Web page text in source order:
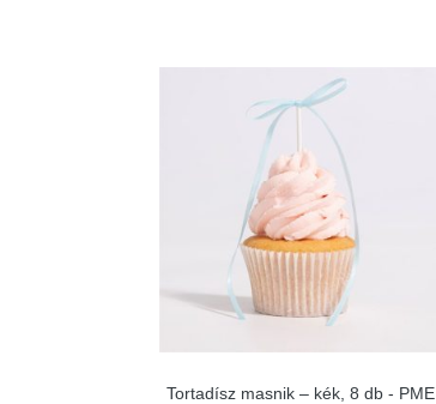
Tortadísz masnik – kék, 8 db - PME